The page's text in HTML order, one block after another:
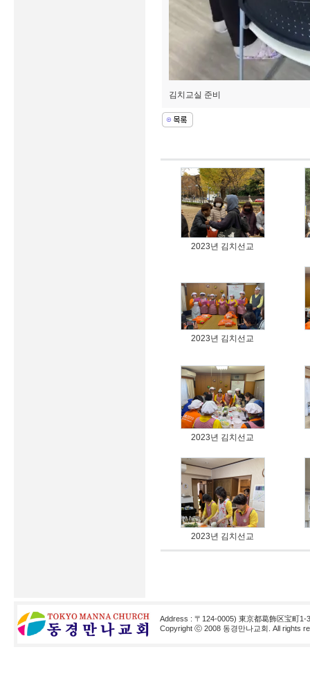
김치교실 준비
2023년 김치선교
2023년 김치선교
2023년 김치선교
2023년 김치선교
Address : 〒124-0005) 東京都葛飾区宝町1-
Copyright ⓒ 2008 동경만나교회. All rights